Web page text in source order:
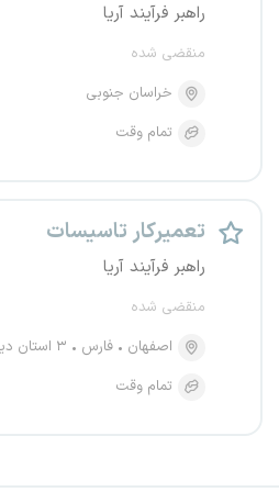
راهبر فرآیند آریا
منقضی شده
خراسان جنوبی
تمام وقت
تعمیرکار تاسیسات
راهبر فرآیند آریا
منقضی شده
اصفهان
فارس
۳ استان دیگر
تمام وقت